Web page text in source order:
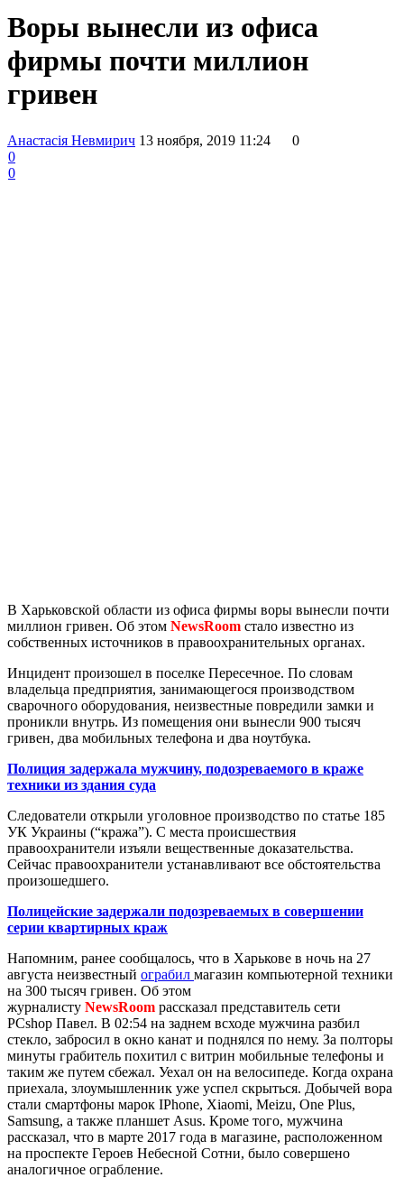
Воры вынесли из офиса
фирмы почти миллион
гривен
Анастасія Невмирич 13 ноября, 2019 11:24
0
0
0
В Харьковской области из офиса фирмы воры вынесли почти
миллион гривен. Об этом NewsRoom стало известно из
собственных источников в правоохранительных органах.
Инцидент произошел в поселке Пересечное. По словам
владельца предприятия, занимающегося производством
сварочного оборудования, неизвестные повредили замки и
проникли внутрь. Из помещения они вынесли 900 тысяч
гривен, два мобильных телефона и два ноутбука.
Полиция задержала мужчину, подозреваемого в краже
техники из здания суда
Следователи открыли уголовное производство по статье 185
УК Украины (“кража”). С места происшествия
правоохранители изъяли вещественные доказательства.
Сейчас правоохранители устанавливают все обстоятельства
произошедшего.
Полицейские задержали подозреваемых в совершении
серии квартирных краж
Напомним, ранее сообщалось, что в Харькове в ночь на 27
августа неизвестный ограбил магазин компьютерной техники
на 300 тысяч гривен. Об этом
журналисту NewsRoom рассказал представитель сети
PCshop Павел. В 02:54 на заднем всходе мужчина разбил
стекло, забросил в окно канат и поднялся по нему. За полторы
минуты грабитель похитил с витрин мобильные телефоны и
таким же путем сбежал. Уехал он на велосипеде. Когда охрана
приехала, злоумышленник уже успел скрыться. Добычей вора
стали смартфоны марок IPhone, Xiaomi, Meizu, One Plus,
Samsung, а также планшет Asus. Кроме того, мужчина
рассказал, что в марте 2017 года в магазине, расположенном
на проспекте Героев Небесной Сотни, было совершено
аналогичное ограбление.